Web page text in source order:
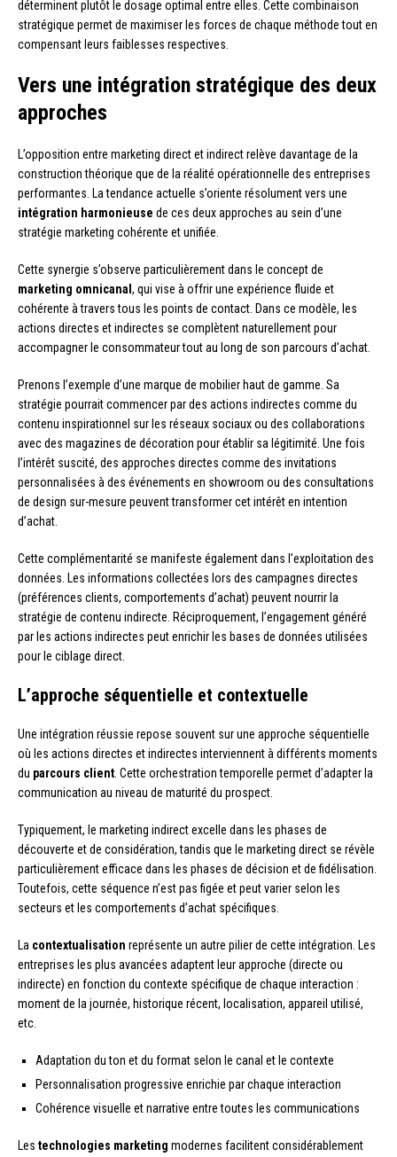
déterminent plutôt le dosage optimal entre elles. Cette combinaison
stratégique permet de maximiser les forces de chaque méthode tout en
compensant leurs faiblesses respectives.
Vers une intégration stratégique des deux
approches
L’opposition entre marketing direct et indirect relève davantage de la
construction théorique que de la réalité opérationnelle des entreprises
performantes. La tendance actuelle s’oriente résolument vers une
intégration harmonieuse de ces deux approches au sein d’une
stratégie marketing cohérente et unifiée.
Cette synergie s’observe particulièrement dans le concept de
marketing omnicanal , qui vise à offrir une expérience fluide et
cohérente à travers tous les points de contact. Dans ce modèle, les
actions directes et indirectes se complètent naturellement pour
accompagner le consommateur tout au long de son parcours d’achat.
Prenons l’exemple d’une marque de mobilier haut de gamme. Sa
stratégie pourrait commencer par des actions indirectes comme du
contenu inspirationnel sur les réseaux sociaux ou des collaborations
avec des magazines de décoration pour établir sa légitimité. Une fois
l’intérêt suscité, des approches directes comme des invitations
personnalisées à des événements en showroom ou des consultations
de design sur-mesure peuvent transformer cet intérêt en intention
d’achat.
Cette complémentarité se manifeste également dans l’exploitation des
données. Les informations collectées lors des campagnes directes
(préférences clients, comportements d’achat) peuvent nourrir la
stratégie de contenu indirecte. Réciproquement, l’engagement généré
par les actions indirectes peut enrichir les bases de données utilisées
pour le ciblage direct.
L’approche séquentielle et contextuelle
Une intégration réussie repose souvent sur une approche séquentielle
où les actions directes et indirectes interviennent à différents moments
du parcours client. Cette orchestration temporelle permet d’adapter la
communication au niveau de maturité du prospect.
Typiquement, le marketing indirect excelle dans les phases de
découverte et de considération, tandis que le marketing direct se révèle
particulièrement efficace dans les phases de décision et de fidélisation.
Toutefois, cette séquence n’est pas figée et peut varier selon les
secteurs et les comportements d’achat spécifiques.
La contextualisation représente un autre pilier de cette intégration. Les
entreprises les plus avancées adaptent leur approche (directe ou
indirecte) en fonction du contexte spécifique de chaque interaction :
moment de la journée, historique récent, localisation, appareil utilisé,
etc.
Adaptation du ton et du format selon le canal et le contexte
Personnalisation progressive enrichie par chaque interaction
Cohérence visuelle et narrative entre toutes les communications
Les technologies marketing modernes facilitent considérablement